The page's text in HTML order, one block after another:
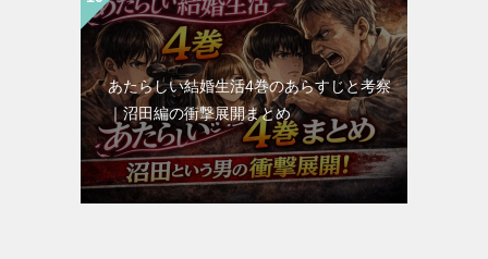
あたらしい結婚生活4巻のあらすじと考察
｜沼田編の衝撃展開まとめ